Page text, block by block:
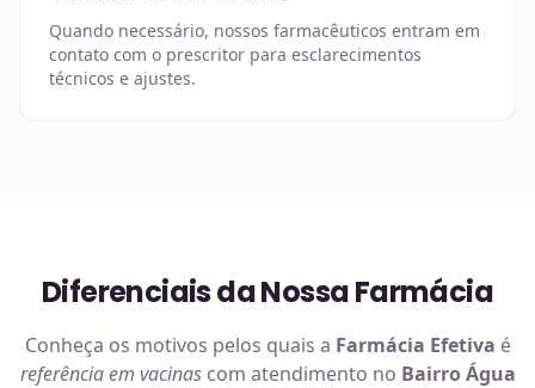
Quando necessário, nossos farmacêuticos entram em
contato com o prescritor para esclarecimentos
técnicos e ajustes.
Diferenciais da Nossa Farmácia
Conheça os motivos pelos quais a Farmácia Efetiva é
referência em vacinascom atendimento no Bairro Água